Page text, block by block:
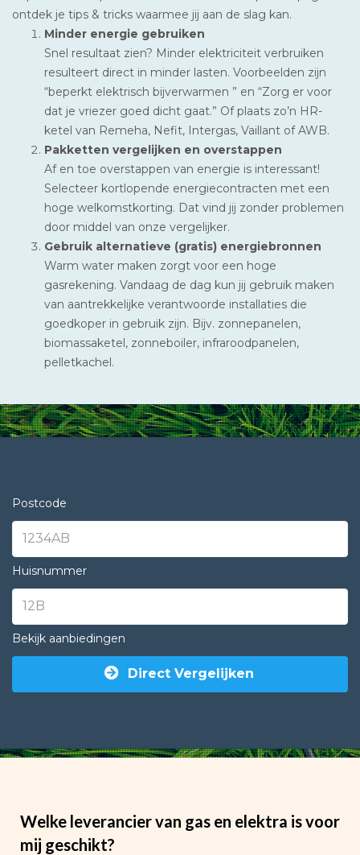
ontdek je tips & tricks waarmee jij aan de slag kan.
Minder energie gebruiken
Snel resultaat zien? Minder elektriciteit verbruiken
resulteert direct in minder lasten. Voorbeelden zijn
“beperkt elektrisch bijverwarmen ” en “Zorg er voor
dat je vriezer goed dicht gaat.” Of plaats zo’n HR-
ketel van Remeha, Nefit, Intergas, Vaillant of AWB.
Pakketten vergelijken en overstappen
Af en toe overstappen van energie is interessant!
Selecteer kortlopende energiecontracten met een
hoge welkomstkorting. Dat vind jij zonder problemen
door middel van onze vergelijker.
Gebruik alternatieve (gratis) energiebronnen
Warm water maken zorgt voor een hoge
gasrekening. Vandaag de dag kun jij gebruik maken
van aantrekkelijke verantwoorde installaties die
goedkoper in gebruik zijn. Bijv. zonnepanelen,
biomassaketel, zonneboiler, infraroodpanelen,
pelletkachel.
Postcode
Huisnummer
Bekijk aanbiedingen
Direct Vergelijken
Welke leverancier van gas en elektra is voor
mij geschikt?